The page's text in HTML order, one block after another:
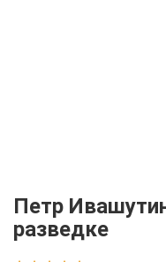
Петр
разведке